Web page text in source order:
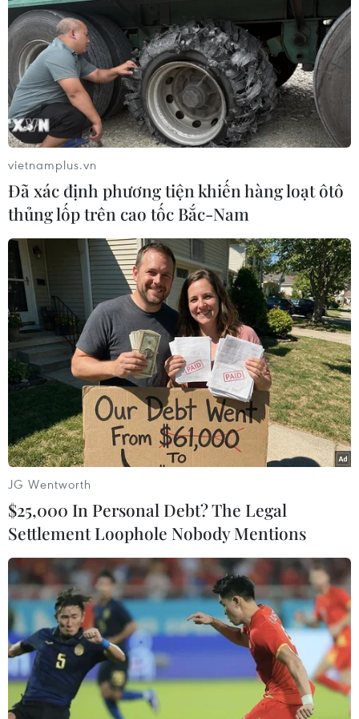
TIN LIÊN QUAN
Không gian Phật Giáo có Đại bảo
tháp kinh luân lớn nhất thế giới
07/03/2023 13:55
Không gian văn hóa tâm linh Phật giáo Samten Hills
Dalat chính thức khánh thành, tại đây có Đại bảo tháp
kinh luân làm bằng đồng dát vàng 24k, nặng 200 tấn,
đã được xác lập kỷ lục thế giới Guinness.
vietnamplus.vn
Đã xác định phương tiện khiến hàng loạt ôtô
thủng lốp trên cao tốc Bắc-Nam
JG Wentworth
$25,000 In Personal Debt? The Legal
Settlement Loophole Nobody Mentions